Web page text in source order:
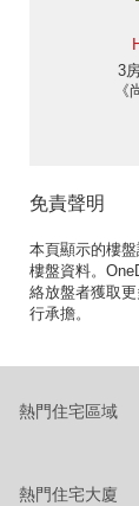
3
免責聲明
本頁顯示的樓
樓盤資料。
絡放盤者獲取
行承擔。
熱門住宅區域
熱門住宅大廈